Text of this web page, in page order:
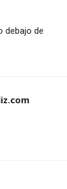
debajo de